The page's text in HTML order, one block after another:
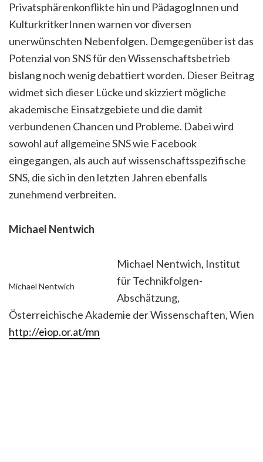
Privatsphärenkonflikte hin und PädagogInnen und
KulturkritkerInnen warnen vor diversen
unerwünschten Nebenfolgen. Demgegenüber ist das
Potenzial von SNS für den Wissenschaftsbetrieb
bislang noch wenig debattiert worden. Dieser Beitrag
widmet sich dieser Lücke und skizziert mögliche
akademische Einsatzgebiete und die damit
verbundenen Chancen und Probleme. Dabei wird
sowohl auf allgemeine SNS wie Facebook
eingegangen, als auch auf wissenschaftsspezifische
SNS, die sich in den letzten Jahren ebenfalls
zunehmend verbreiten.
Michael Nentwich
Michael Nentwich
Michael Nentwich, Institut
für Technikfolgen-
Abschätzung,
Österreichische Akademie der Wissenschaften, Wien
http://eiop.or.at/mn